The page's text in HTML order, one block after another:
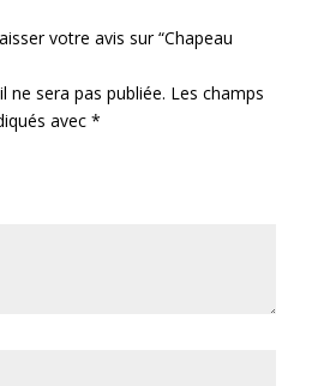
votre avis sur “Chapeau
ne sera pas publiée. Les champs
avec *